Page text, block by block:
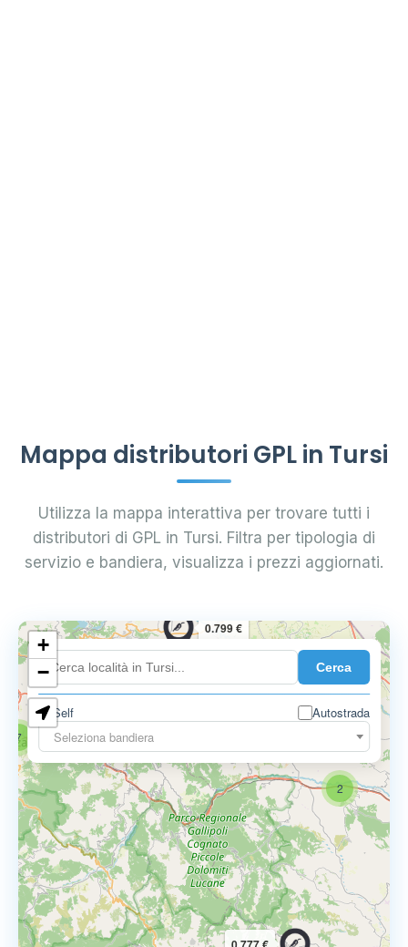
Mappa distributori GPL in Tursi
Utilizza la mappa interattiva per trovare tutti i
distributori di GPL in Tursi. Filtra per tipologia di
servizio e bandiera, visualizza i prezzi aggiornati.
Cerca
Self
Autostrada
Seleziona bandiera
2
7
0.799 €
+
−